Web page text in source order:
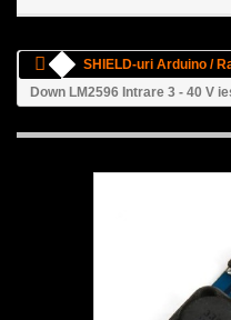
SHIELD-uri Arduino /
Down LM2596 Intrare 3 - 40 V